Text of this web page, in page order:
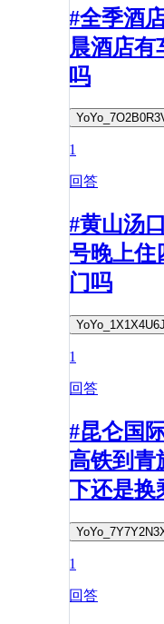
#全季酒
晨酒店有
吗
1
回答
#黄山汤
号晚上住
门吗
YoYo_1X1X4U6J
1
回答
#昆仑国
高铁到青
下还是换
1
回答